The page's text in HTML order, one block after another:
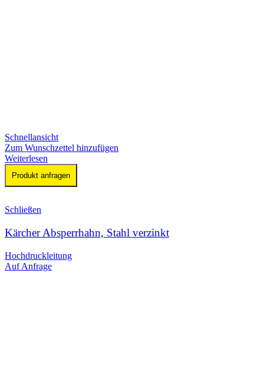
Schnellansicht
Zum Wunschzettel hinzufügen
Weiterlesen
Produkt anfragen
Schließen
Kärcher Absperrhahn, Stahl verzinkt
Hochdruckleitung
Auf Anfrage